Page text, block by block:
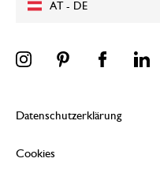
AT - DE
Datenschutzerklärung
Cookies